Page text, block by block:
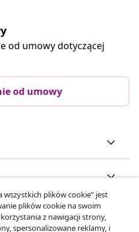
od umowy dotyczącej
od umowy
wszystkich plików cookie” jest
plików cookie na swoim
z nawigacji strony,
spersonalizowane reklamy, i